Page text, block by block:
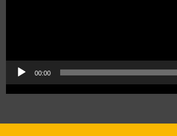
00:00